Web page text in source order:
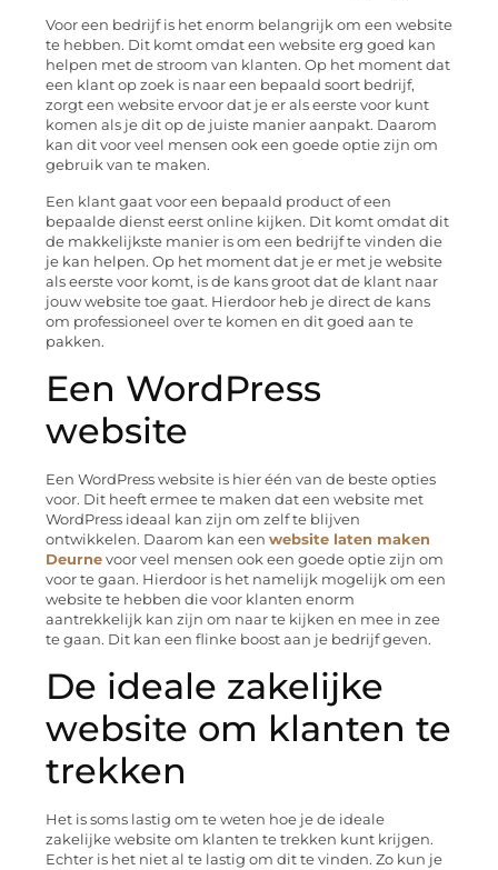
Voor een bedrijf is het enorm belangrijk om een website
te hebben. Dit komt omdat een website erg goed kan
helpen met de stroom van klanten. Op het moment dat
een klant op zoek is naar een bepaald soort bedrijf,
zorgt een website ervoor dat je er als eerste voor kunt
komen als je dit op de juiste manier aanpakt. Daarom
kan dit voor veel mensen ook een goede optie zijn om
gebruik van te maken.
Een klant gaat voor een bepaald product of een
bepaalde dienst eerst online kijken. Dit komt omdat dit
de makkelijkste manier is om een bedrijf te vinden die
je kan helpen. Op het moment dat je er met je website
als eerste voor komt, is de kans groot dat de klant naar
jouw website toe gaat. Hierdoor heb je direct de kans
om professioneel over te komen en dit goed aan te
pakken.
Een WordPress
website
Een WordPress website is hier één van de beste opties
voor. Dit heeft ermee te maken dat een website met
WordPress ideaal kan zijn om zelf te blijven
ontwikkelen. Daarom kan een website laten maken
Deurne voor veel mensen ook een goede optie zijn om
voor te gaan. Hierdoor is het namelijk mogelijk om een
website te hebben die voor klanten enorm
aantrekkelijk kan zijn om naar te kijken en mee in zee
te gaan. Dit kan een flinke boost aan je bedrijf geven.
De ideale zakelijke
website om klanten te
trekken
Het is soms lastig om te weten hoe je de ideale
zakelijke website om klanten te trekken kunt krijgen.
Echter is het niet al te lastig om dit te vinden. Zo kun je